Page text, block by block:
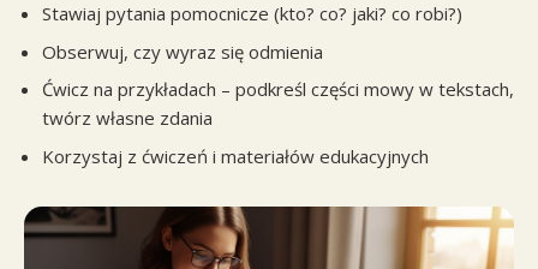
Stawiaj pytania pomocnicze (kto? co? jaki? co robi?)
Obserwuj, czy wyraz się odmienia
Ćwicz na przykładach – podkreśl części mowy w tekstach,
twórz własne zdania
Korzystaj z ćwiczeń i materiałów edukacyjnych